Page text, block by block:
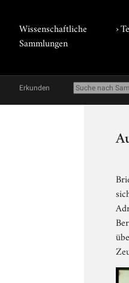
Wissenschaftliche
Sammlungen
›
Erkunden